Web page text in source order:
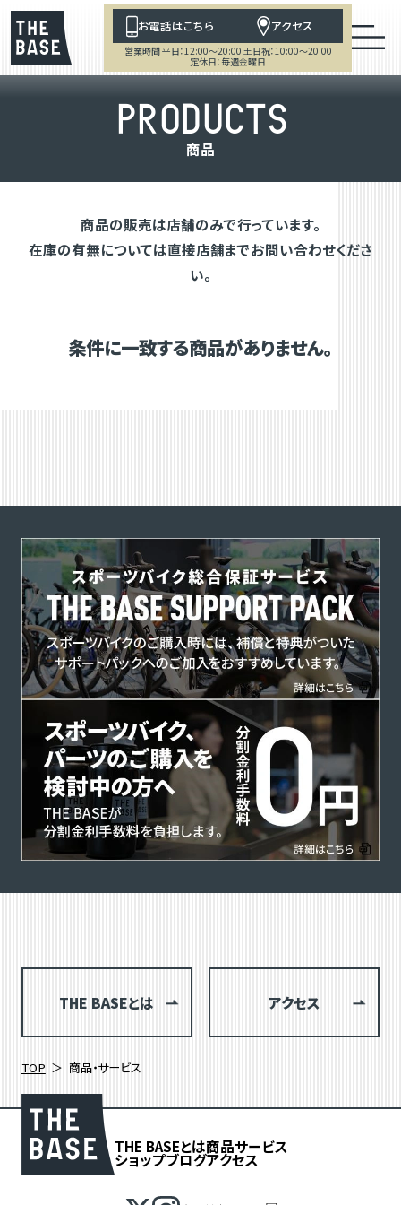
お電話はこちら アクセス
営業時間 平日：12:00～20:00 土日祝：10:00～20:00
定休日：毎週金曜日
PRODUCTS
商品
商品の販売は店舗のみで行っています。
在庫の有無については直接店舗までお問い合わせくださ
い。
条件に一致する商品がありません。
THE BASEとは アクセス
TOP 商品・サービス
THE BASEとは商品サービス
ショップブログアクセス